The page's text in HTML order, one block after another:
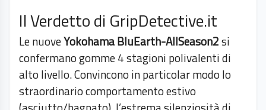
Il Verdetto di GripDetective.it
Le nuoveYokohama BluEarth-AllSeason2si
confermano gomme 4 stagioni polivalenti di
alto livello. Convincono in particolar modo lo
straordinario comportamento estivo